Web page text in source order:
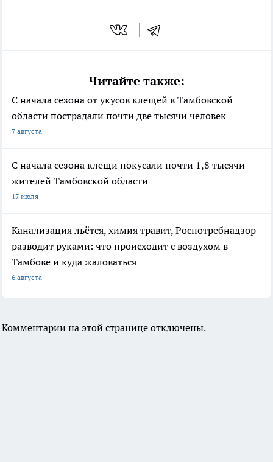
Читайте также:
С начала сезона от укусов клещей в Тамбовской
области пострадали почти две тысячи человек
7 августа
С начала сезона клещи покусали почти 1,8 тысячи
жителей Тамбовской области
17 июля
Канализация льётся, химия травит, Роспотребнадзор
разводит руками: что происходит с воздухом в
Тамбове и куда жаловаться
6 августа
Комментарии на этой странице отключены.